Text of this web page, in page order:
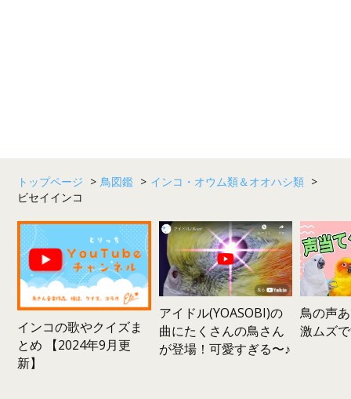
トップページ > 鳥図鑑 > インコ・オウム類＆オオハシ類 >
ビセイインコ
インコの歌やクイズま
とめ 【2024年9月更
新】
アイドル(YOASOBI)の
曲にたくさんの鳥さん
が登場！可愛すぎる〜♪
鳥の声
激ムズ